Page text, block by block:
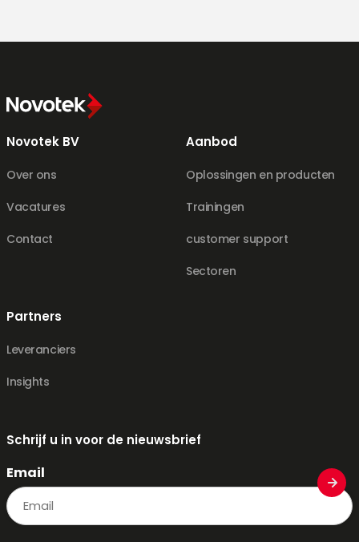
Novotek BV
Over ons
Vacatures
Contact
Aanbod
Oplossingen en producten
Trainingen
customer support
Sectoren
Partners
Leveranciers
Insights
Schrijf u in voor de nieuwsbrief
Email